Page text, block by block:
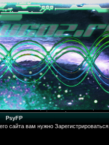
PsyFP
сайта вам нужно Зарегистрироваться.